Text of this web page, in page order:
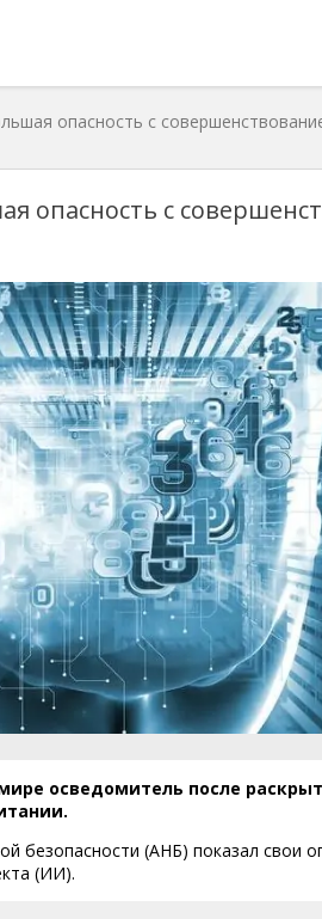
опасность с
опасность с
осведомитель после
безопасности (АНБ) показал свои
(ИИ).